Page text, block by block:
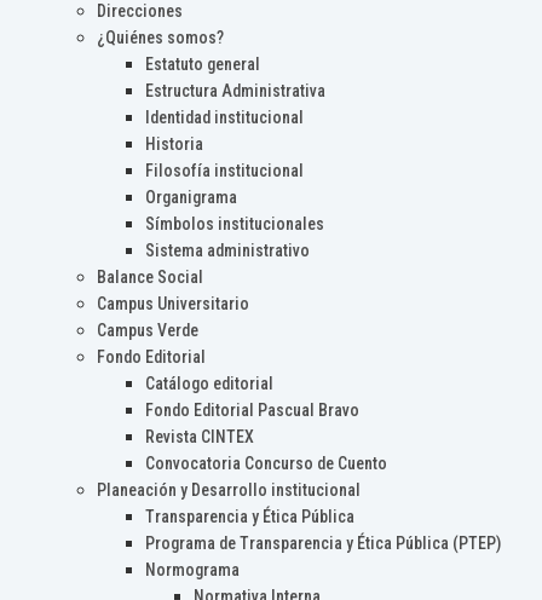
Direcciones
¿Quiénes somos?
Estatuto general
Estructura Administrativa
Identidad institucional
Historia
Filosofía institucional
Organigrama
Símbolos institucionales
Sistema administrativo
Balance Social
Campus Universitario
Campus Verde
Fondo Editorial
Catálogo editorial
Fondo Editorial Pascual Bravo
Revista CINTEX
Convocatoria Concurso de Cuento
Planeación y Desarrollo institucional
Transparencia y Ética Pública
Programa de Transparencia y Ética Pública (PTEP)
Normograma